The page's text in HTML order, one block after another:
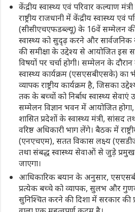
केंद्रीय स्वास्थ्य एवं परिवार कल्याण
राष्ट्रीय राजधानी में केंद्रीय स्वास्थ्य एवं
(सीसीएचएफडब्ल्यू) के 16वें सम्मेलन
स्वास्थ्य को सुदृढ़ करने और सार्वजनिक
की समीक्षा के उद्देश्य से आयोजित इस
विषयों पर चर्चा होगी। सम्मेलन के
स्वास्थ्य कार्यक्रम (एसएसबीएसके)
व्यापक राष्ट्रीय कार्यक्रम है, जिसका
तक के बच्चों को निर्बाध स्वास्थ्य सेवाएं
सम्मेलन विज्ञान भवन में आयोजित
शासित प्रदेशों के स्वास्थ्य मंत्री, सांसद
वरिष्ठ अधिकारी भाग लेंगे। बैठक में
(एनएचएम), सतत विकास लक्ष्य
तथा संबद्ध स्वास्थ्य सेवाओं से जुड़े प्रमुख
जाएगा।
आधिकारिक बयान के अनुसार,
प्रत्येक बच्चे को व्यापक, सुलभ और
सुनिश्चित करने की दिशा में सरकार की